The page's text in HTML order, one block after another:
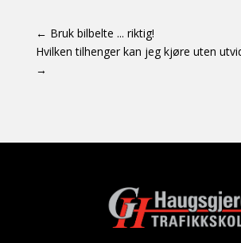
← Bruk bilbelte ... riktig!
Hvilken tilhenger kan jeg kjøre uten
→